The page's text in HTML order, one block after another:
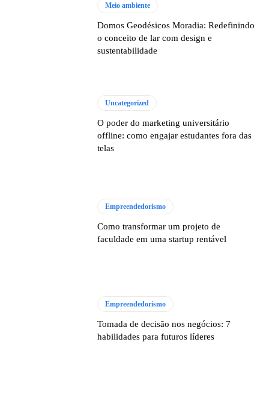
Meio ambiente
Domos Geodésicos Moradia: Redefinindo
o conceito de lar com design e
sustentabilidade
Uncategorized
O poder do marketing universitário
offline: como engajar estudantes fora das
telas
Empreendedorismo
Como transformar um projeto de
faculdade em uma startup rentável
Empreendedorismo
Tomada de decisão nos negócios: 7
habilidades para futuros líderes